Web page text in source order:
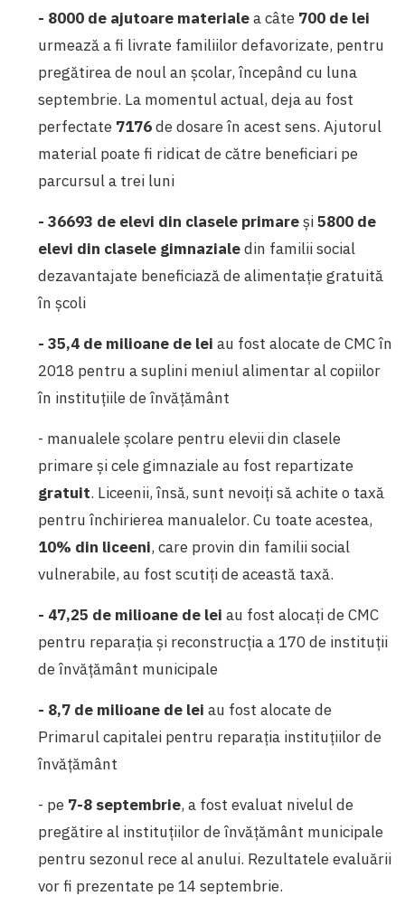
- 8000 de ajutoare materialea câte 700 de lei
urmează a fi livrate familiilor defavorizate, pentru
pregătirea de noul an școlar, începând cu luna
septembrie. La momentul actual, deja au fost
perfectate 7176de dosare în acest sens. Ajutorul
material poate fi ridicat de către beneficiari pe
parcursul a trei luni
- 36693 de elevi din clasele primareși5800 de
elevi din clasele gimnazialedin familii social
dezavantajate beneficiază de alimentație gratuită
în școli
- 35,4 de milioane de lei au fost alocate de CMC în
2018 pentru a suplini meniul alimentar al copiilor
în instituțiile de învățământ
- manualele școlare pentru elevii din clasele
primare și cele gimnaziale au fost repartizate
gratuit. Liceenii, însă, sunt nevoiți să achite o taxă
pentru închirierea manualelor. Cu toate acestea,
10% din liceeni, care provin din familii social
vulnerabile, au fost scutiți de această taxă.
- 47,25 de milioane de lei au fost alocați de CMC
pentru reparația și reconstrucția a 170 de instituții
de învățământ municipale
- 8,7 de milioane de lei au fost alocate de
Primarul capitalei pentru reparația instituțiilor de
învățământ
- pe 7-8 septembrie, a fost evaluat nivelul de
pregătire al instituțiilor de învățământ municipale
pentru sezonul rece al anului. Rezultatele evaluării
vor fi prezentate pe 14 septembrie.